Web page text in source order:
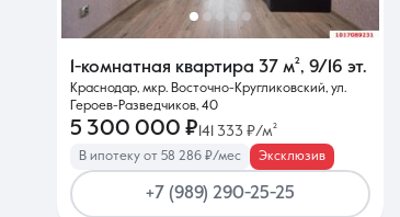
1-комнатная квартира 37 м², 9/16 эт.
Краснодар, мкр. Восточно-Кругликовский, ул.
Героев-Разведчиков, 40
5 300 000 ₽ 141 333 ₽/м²
В ипотеку от 58 286 ₽/мес Эксклюзив
+7 (989) 290-25-25